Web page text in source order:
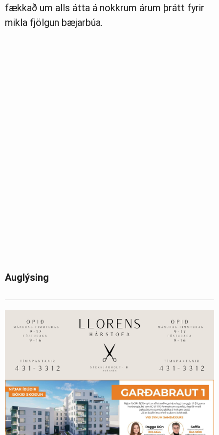
fækkað um alls átta á nokkrum árum þrátt fyrir
mikla fjölgun bæjarbúa.
Auglýsing